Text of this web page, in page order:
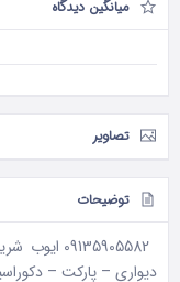
میانگین دیدگاه
تصاویر
توضیحات
دیواری – پارکت –